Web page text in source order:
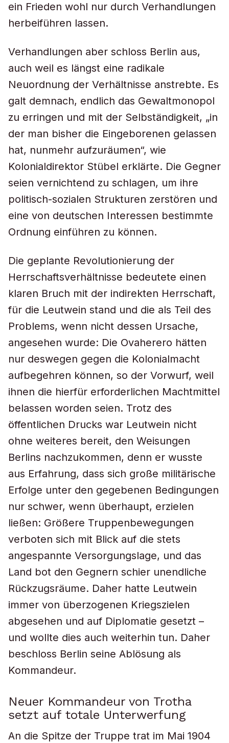
ein Frieden wohl nur durch Verhandlungen
herbeiführen lassen.
Verhandlungen aber schloss Berlin aus,
auch weil es längst eine radikale
Neuordnung der Verhältnisse anstrebte. Es
galt demnach, endlich das Gewaltmonopol
zu erringen und mit der Selbständigkeit, „in
der man bisher die Eingeborenen gelassen
hat, nunmehr aufzuräumen“, wie
Kolonialdirektor Stübel erklärte. Die Gegner
seien vernichtend zu schlagen, um ihre
politisch-sozialen Strukturen zerstören und
eine von deutschen Interessen bestimmte
Ordnung einführen zu können.
Die geplante Revolutionierung der
Herrschaftsverhältnisse bedeutete einen
klaren Bruch mit der indirekten Herrschaft,
für die Leutwein stand und die als Teil des
Problems, wenn nicht dessen Ursache,
angesehen wurde: Die Ovaherero hätten
nur deswegen gegen die Kolonialmacht
aufbegehren können, so der Vorwurf, weil
ihnen die hierfür erforderlichen Machtmittel
belassen worden seien. Trotz des
öffentlichen Drucks war Leutwein nicht
ohne weiteres bereit, den Weisungen
Berlins nachzukommen, denn er wusste
aus Erfahrung, dass sich große militärische
Erfolge unter den gegebenen Bedingungen
nur schwer, wenn überhaupt, erzielen
ließen: Größere Truppenbewegungen
verboten sich mit Blick auf die stets
angespannte Versorgungslage, und das
Land bot den Gegnern schier unendliche
Rückzugsräume. Daher hatte Leutwein
immer von überzogenen Kriegszielen
abgesehen und auf Diplomatie gesetzt –
und wollte dies auch weiterhin tun. Daher
beschloss Berlin seine Ablösung als
Kommandeur.
Neuer Kommandeur von Trotha
setzt auf totale Unterwerfung
An die Spitze der Truppe trat im Mai 1904